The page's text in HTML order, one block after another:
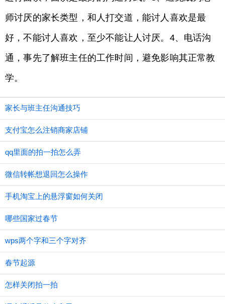
师讨厌的家长类型，和人打交道，能讨人喜欢是最
好，不能讨人喜欢，至少不能让人讨厌。4、电话沟
通，事先了解班主任的工作时间，避免影响其正常教
学。
家长与班主任沟通技巧
支付宝怎么注销商家店铺
qq里面的拍一拍怎么弄
微信转帐想退回怎么操作
手机淘宝上的悬浮窗如何关闭
哪些国家过春节
wps两个字和三个字对齐
春节起源
怎样关闭拍一拍